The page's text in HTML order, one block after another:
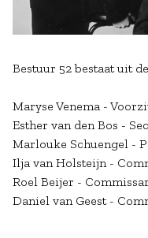
Bestuur 52 bestaat uit
Maryse Venema -
Esther van den Bos -
Marlouke Schuengel -
Ilja van Holsteijn -
Roel Beijer -
Daniel van Geest -